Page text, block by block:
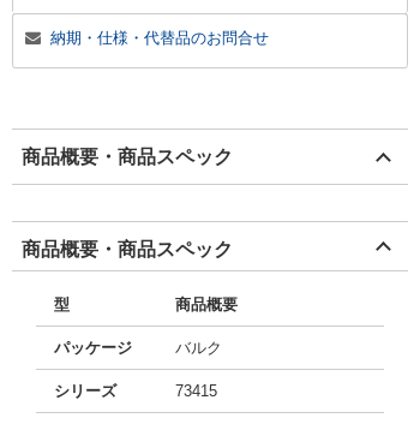
納期・仕様・代替品のお問合せ
商品概要・商品スペック
商品概要・商品スペック
型 商品概要
パッケージ バルク
シリーズ 73415